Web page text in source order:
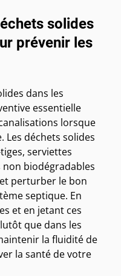
solides
prévenir les
dans les
essentielle
lorsque
Les déchets solides
serviettes
biodégradables
perturber le bon
septique. En
et en jetant ces
que dans les
la fluidité de
la santé de votre